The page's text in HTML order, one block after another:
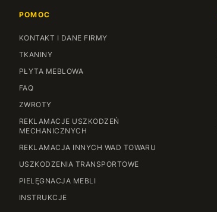
POMOC
KONTAKT I DANE FIRMY
TKANINY
PŁYTA MEBLOWA
FAQ
ZWROTY
REKLAMACJE USZKODZEŃ
MECHANICZNYCH
REKLAMACJA INNYCH WAD TOWARU
USZKODZENIA TRANSPORTOWE
PIELĘGNACJA MEBLI
INSTRUKCJE